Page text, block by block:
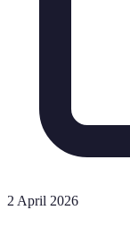
2 April 2026